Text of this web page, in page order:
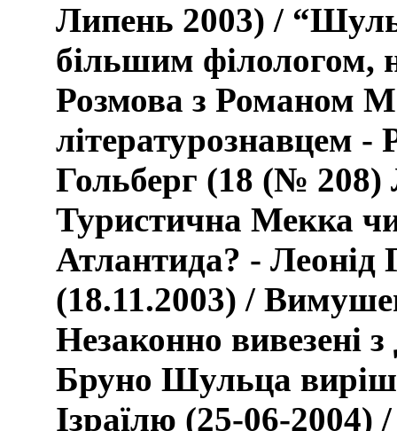
Липень 2003) /
більшим філологом,
Розмова з Романом
літературознавцем -
Гольберг (18 (№
Туристична Мекка
Атлантида? - Леонід
(18.11.2003) /
Незаконно вивезені
Бруно Шульца
Ізраїлю (25-06-2004)